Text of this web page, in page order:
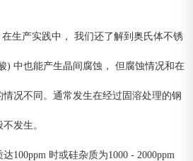
生产实践中， 我们还了解到奥氏体不锈
) 中也能产生晶间腐蚀， 但腐蚀情况和在
况不同。通常发生在经过固溶处理的钢
发生。
100ppm 时或硅杂质为1000 - 2000ppm